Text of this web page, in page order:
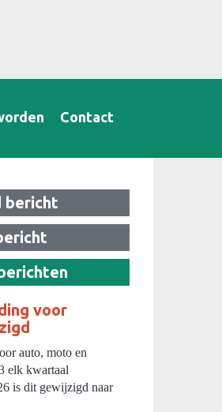
Contact
bericht
voor
auto, moto en
elk kwartaal
is dit gewijzigd naar